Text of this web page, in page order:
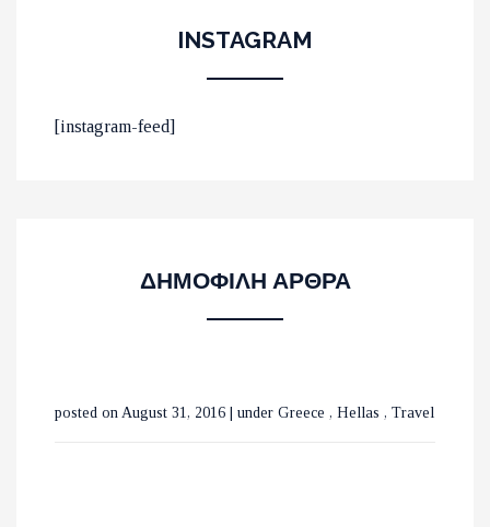
INSTAGRAM
[instagram-feed]
ΔΗΜΟΦΙΛΗ ΑΡΘΡΑ
ΟΙ 10 ΟΜΟΡΦΟΤΕΡΕΣ
posted on August 31, 2016 under Greece , Hellas , Travel
ΟΛΛΑΝΔΙΑ